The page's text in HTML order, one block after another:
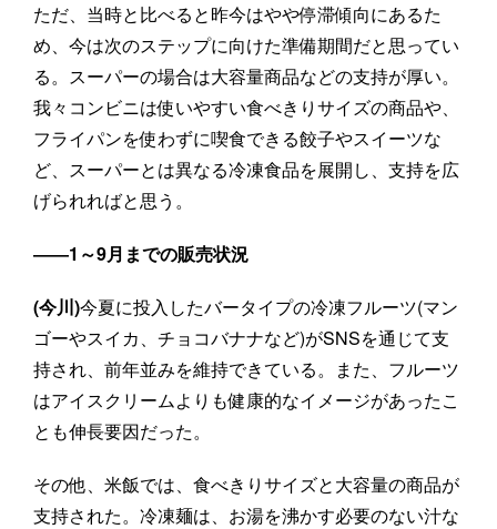
ただ、当時と比べると昨今はやや停滞傾向にあるた
め、今は次のステップに向けた準備期間だと思ってい
る。スーパーの場合は大容量商品などの支持が厚い。
我々コンビニは使いやすい食べきりサイズの商品や、
フライパンを使わずに喫食できる餃子やスイーツな
ど、スーパーとは異なる冷凍食品を展開し、支持を広
げられればと思う。
――1～9月までの販売状況
(今川)今夏に投入したバータイプの冷凍フルーツ(マン
ゴーやスイカ、チョコバナナなど)がSNSを通じて支
持され、前年並みを維持できている。また、フルーツ
はアイスクリームよりも健康的なイメージがあったこ
とも伸長要因だった。
その他、米飯では、食べきりサイズと大容量の商品が
支持された。冷凍麺は、お湯を沸かす必要のない汁な